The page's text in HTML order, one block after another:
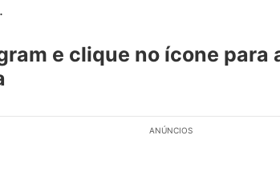
e clique no ícone para
ANÚNCIOS